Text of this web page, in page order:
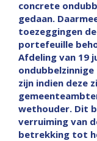
concrete
gedaan.
toezeggingen
portefeuille
Afdeling van 19
zijn indien deze
wethouder. Dit
verruiming van
betrekking tot